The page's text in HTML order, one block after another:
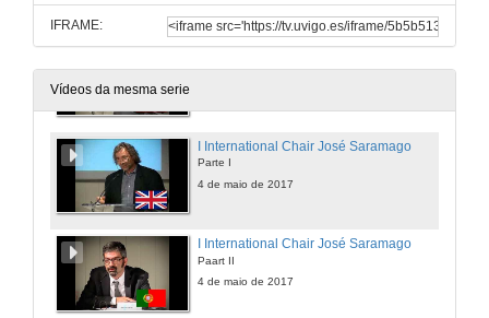
IFRAME:
Vídeos da mesma serie
I International Chair José Saramago
I International Chair José Saramago
Parte I
4 de maio de 2017
I International Chair José Saramago
Paart II
4 de maio de 2017